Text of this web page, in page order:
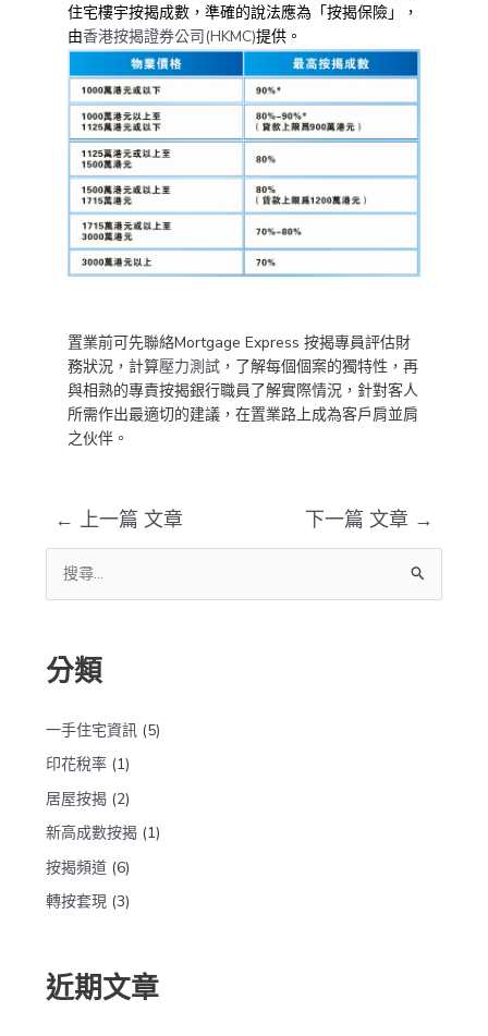
住宅樓宇按揭成數，準確的說法應為「按揭保險」，
由香港按揭證券公司(HKMC)提供。
置業前可先聯絡Mortgage Express 按揭專員評估財
務狀況，計算壓力測試，了解每個個案的獨特性，再
與相熟的專責按揭銀行職員了解實際情況，針對客人
所需作出最適切的建議，在置業路上成為客戶肩並肩
之伙伴。
← 上一篇 文章 下一篇 文章 →
鍵
:
分類
一手住宅資訊(5)
印花稅率(1)
居屋按揭(2)
新高成數按揭(1)
按揭頻道(6)
轉按套現(3)
近期文章